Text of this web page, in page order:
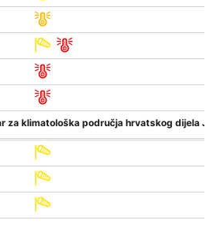
za klimatološka područja hrvatskog dijela